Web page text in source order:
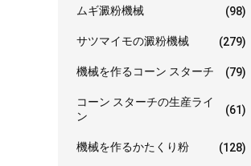
ムギ澱粉機械 (98)
サツマイモの澱粉機械 (279)
機械を作るコーン スターチ (79)
コーン スターチの生産ライ
ン
(61)
機械を作るかたくり粉 (128)